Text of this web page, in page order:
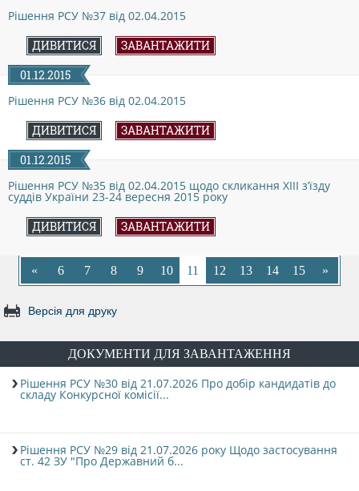
КОНТАКТИ
Рішення РСУ №37 від 02.04.2015
ДИВИТИСЯ
ЗАВАНТАЖИТИ
01.12.2015
Рішення РСУ №36 від 02.04.2015
ДИВИТИСЯ
ЗАВАНТАЖИТИ
01.12.2015
Рішення РСУ №35 від 02.04.2015 щодо скликання ХІІІ з’їзду
суддів України 23-24 вересня 2015 року
ДИВИТИСЯ
ЗАВАНТАЖИТИ
« 6 7 8 9 10 11 12 13 14 15 »
Версія для друку
ДОКУМЕНТИ ДЛЯ ЗАВАНТАЖЕННЯ
Рішення РСУ №30 від 21.07.2026 Про добір кандидатів до
складу Конкурсної комісії...
Рішення РСУ №29 від 21.07.2026 року Щодо застосування
ст. 42 ЗУ "Про Державний б...